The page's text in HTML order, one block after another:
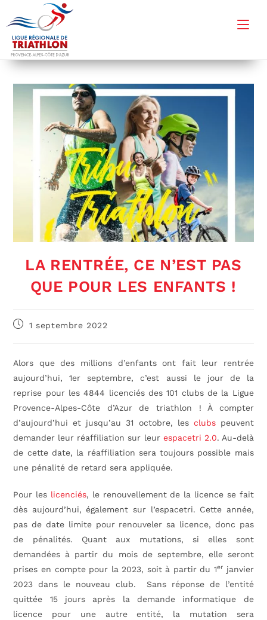
LA RENTRÉE, CE N’EST PAS
QUE POUR LES ENFANTS !
1 septembre 2022
Alors que des millions d’enfants ont fait leur rentrée
aujourd’hui, 1er septembre, c’est aussi le jour de la
reprise pour les 4844 licenciés des 101 clubs de la Ligue
Provence-Alpes-Côte d’Azur de triathlon ! À compter
d’aujourd’hui et jusqu’au 31 octobre, les clubspeuvent
demander leur réaffiliation sur leur espacetri 2.0. Au-delà
de cette date, la réaffiliation sera toujours possible mais
une pénalité de retard sera appliquée.
Pour les licenciés, le renouvellement de la licence se fait
dès aujourd’hui, également sur l’espacetri. Cette année,
pas de date limite pour renouveler sa licence, donc pas
de pénalités. Quant aux mutations, si elles sont
demandées à partir du mois de septembre, elle seront
prises en compte pour la 2023, soit à partir du 1er janvier
2023 dans le nouveau club. Sans réponse de l’entité
quittée 15 jours après la demande informatique de
licence pour une autre entité, la mutation sera